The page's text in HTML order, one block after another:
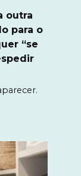
outra
para o
“se